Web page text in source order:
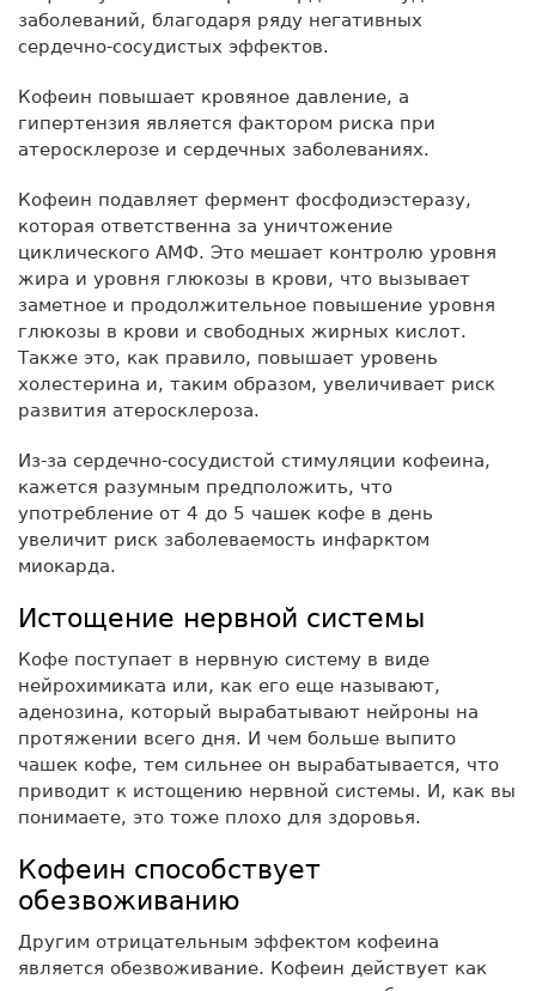
заболеваний, благодаря ряду негативных
сердечно-сосудистых эффектов.
Кофеин повышает кровяное давление, а
гипертензия является фактором риска при
атеросклерозе и сердечных заболеваниях.
Кофеин подавляет фермент фосфодиэстеразу,
которая ответственна за уничтожение
циклического АМФ. Это мешает контролю уровня
жира и уровня глюкозы в крови, что вызывает
заметное и продолжительное повышение уровня
глюкозы в крови и свободных жирных кислот.
Также это, как правило, повышает уровень
холестерина и, таким образом, увеличивает риск
развития атеросклероза.
Из-за сердечно-сосудистой стимуляции кофеина,
кажется разумным предположить, что
употребление от 4 до 5 чашек кофе в день
увеличит риск заболеваемость инфарктом
миокарда.
Истощение нервной системы
Кофе поступает в нервную систему в виде
нейрохимиката или, как его еще называют,
аденозина, который вырабатывают нейроны на
протяжении всего дня. И чем больше выпито
чашек кофе, тем сильнее он вырабатывается, что
приводит к истощению нервной системы. И, как вы
понимаете, это тоже плохо для здоровья.
Кофеин способствует
обезвоживанию
Другим отрицательным эффектом кофеина
является обезвоживание. Кофеин действует как